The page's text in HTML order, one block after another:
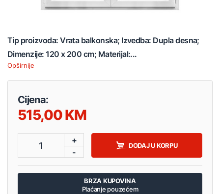
Tip proizvoda: Vrata balkonska; Izvedba: Dupla desna;
Dimenzije: 120 x 200 cm; Materijal:...
Opširnije
Cijena:
515,00
1
+
-
DODAJ U KORPU
BRZA KUPOVINA
Plaćanje pouzećem